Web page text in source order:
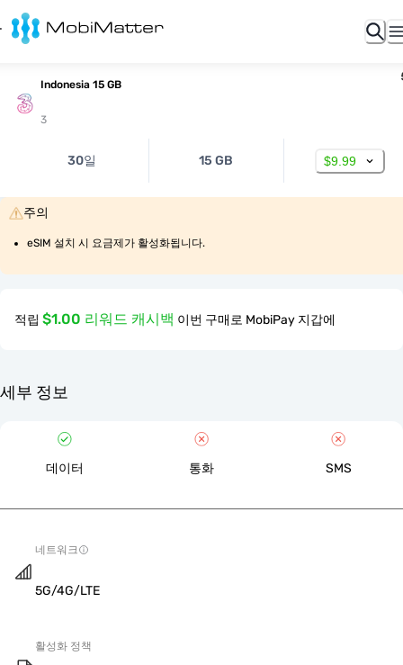
Indonesia 15 GB
3
30일 15 GB $9.99
주의
eSIM 설치 시 요금제가 활성화됩니다.
적립 $1.00 리워드 캐시백 이번 구매로 MobiPay 지갑에
세부 정보
데이터 통화 SMS
네트워크
5G/4G/LTE
활성화 정책